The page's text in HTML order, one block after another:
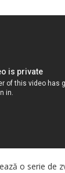
o serie de